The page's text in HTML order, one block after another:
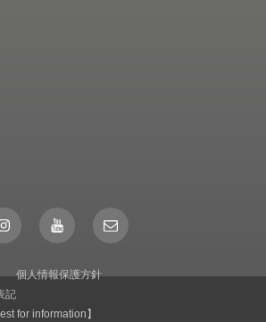
YouTubeMail
個人情報保護方針
記
for information】